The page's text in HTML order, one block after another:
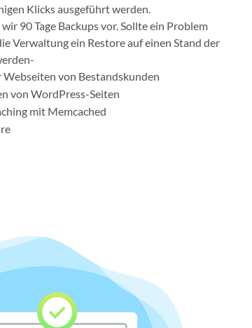
Klicks ausgeführt werden.
90 Tage Backups vor. Sollte ein Problem
Verwaltung ein Restore auf einen Stand der
von Bestandskunden
von WordPress-Seiten
mit Memcached